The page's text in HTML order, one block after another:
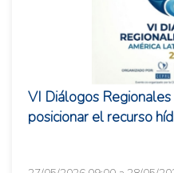
VI Diálogos
posicionar el recurso